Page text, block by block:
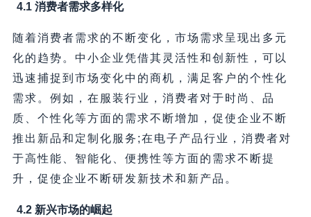
4.1 消费者需求多样化
随着消费者需求的不断变化，市场需求呈现出多元
化的趋势。中小企业凭借其灵活性和创新性，可以
迅速捕捉到市场变化中的商机，满足客户的个性化
需求。例如，在服装行业，消费者对于时尚、品
质、个性化等方面的需求不断增加，促使企业不断
推出新品和定制化服务;在电子产品行业，消费者对
于高性能、智能化、便携性等方面的需求不断提
升，促使企业不断研发新技术和新产品。
4.2 新兴市场的崛起